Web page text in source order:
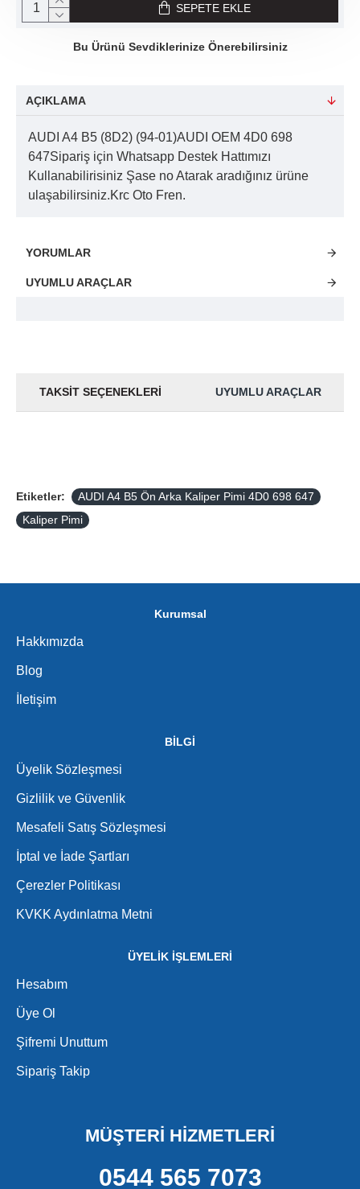
SEPETE EKLE
Bu Ürünü Sevdiklerinize Önerebilirsiniz
AÇIKLAMA
AUDI A4 B5 (8D2) (94-01)AUDI OEM 4D0 698
647Sipariş için Whatsapp Destek Hattımızı
Kullanabilirisiniz Şase no Atarak aradığınız ürüne
ulaşabilirsiniz.Krc Oto Fren.
YORUMLAR
UYUMLU ARAÇLAR
TAKSIT SEÇENEKLERI UYUMLU ARAÇLAR
Etiketler:
AUDI A4 B5 Ön Arka Kaliper Pimi 4D0 698 647
Kaliper Pimi
Kurumsal
Hakkımızda
Blog
İletişim
BİLGİ
Üyelik Sözleşmesi
Gizlilik ve Güvenlik
Mesafeli Satış Sözleşmesi
İptal ve İade Şartları
Çerezler Politikası
KVKK Aydınlatma Metni
ÜYELİK İŞLEMLERİ
Hesabım
Üye Ol
Şifremi Unuttum
Sipariş Takip
MÜŞTERİ HİZMETLERİ
0544 565 7073